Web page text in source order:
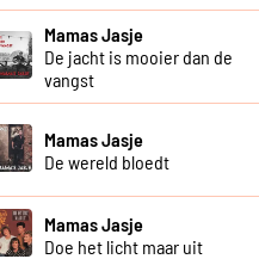
Mamas Jasje
De jacht is mooier dan de
vangst
Mamas Jasje
De wereld bloedt
Mamas Jasje
Doe het licht maar uit